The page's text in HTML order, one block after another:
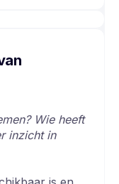
Wie heeft
inzicht in